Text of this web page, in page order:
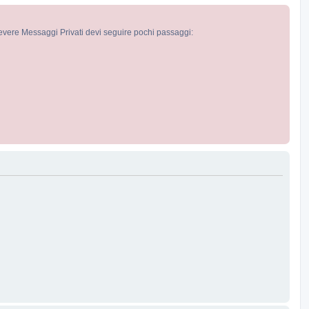
Messaggi Privati devi seguire pochi passaggi: